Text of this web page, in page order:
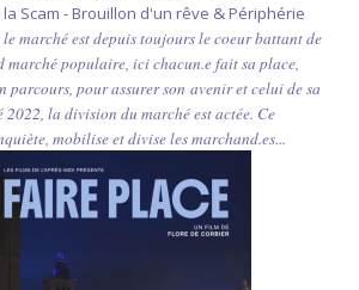
Scam - Brouillon d'un rêve & Périphérie
marché est depuis toujours le coeur battant de
populaire, ici chacun.e fait sa place,
parcours, pour assurer son avenir et celui de sa
la division du marché est actée. Ce
mobilise et divise les marchand.es...